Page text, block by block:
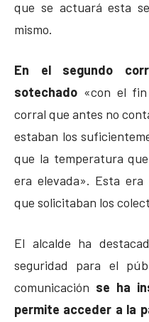
que se actuará esta
mismo.
En el segundo
sotechado «con el
corral que antes no
estaban los
que la temperatura
era elevada». Esta era
que solicitaban los
El alcalde ha
seguridad para el
comunicación se ha
permite acceder a la